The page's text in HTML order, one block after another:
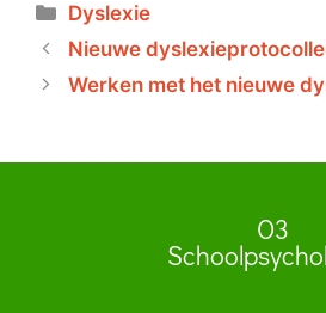
Dyslexie
Nieuwe
Werken met het nieuwe
O3